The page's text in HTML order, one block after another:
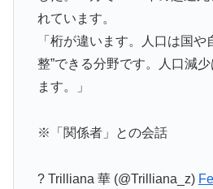
れています。
「桁が違います。人口は国や
整”できる分野です。人口減
ます。」
※「関係者」との会話
? Trilliana 華 (@Trilliana_z)